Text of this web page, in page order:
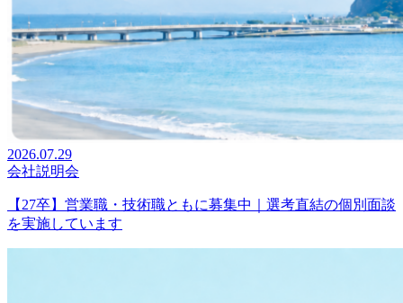
2026.07.29
会社説明会
【27卒】営業職・技術職ともに募集中｜選考直結の個別面談
を実施しています